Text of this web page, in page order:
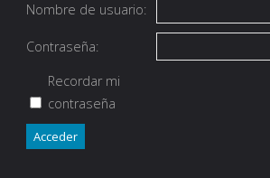
Nombre de usuario:
Contraseña:
Recordar mi
contraseña
Acceder